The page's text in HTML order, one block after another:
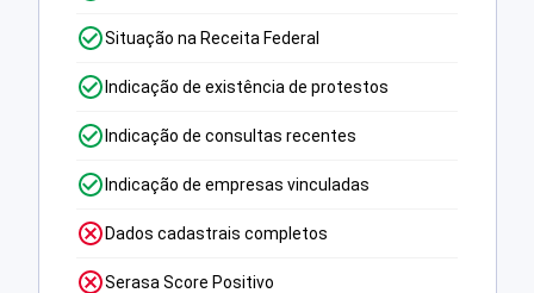
Situação na Receita Federal
Indicação de existência de protestos
Indicação de consultas recentes
Indicação de empresas vinculadas
Dados cadastrais completos
Serasa Score Positivo